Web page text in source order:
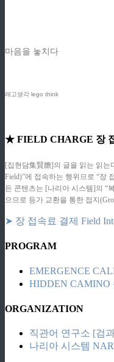
마음을 놓치다
레고생각 lego think
★ FIELD CHARGE 장
[집현담集賢膽]의 글을 읽는 읽는
Field)”에 접속하는 행위므로 “장
든 콘텐츠는 [나리아 시스템]의 “
으므로 등가 교환을 통한 접지
➤ 장 접속료 결제 Field
PROGRAM
EMERGENCE
HIDDEN CAMINO
ORGANIZATION
직관어 연구소 [검
나리아 시스템